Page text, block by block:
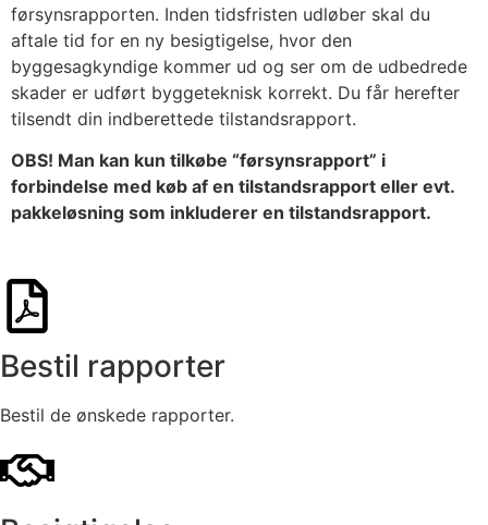
førsynsrapporten. Inden tidsfristen udløber skal du
aftale tid for en ny besigtigelse, hvor den
byggesagkyndige kommer ud og ser om de udbedrede
skader er udført byggeteknisk korrekt. Du får herefter
tilsendt din indberettede tilstandsrapport.
OBS! Man kan kun tilkøbe “førsynsrapport” i
forbindelse med køb af en tilstandsrapport eller evt.
pakkeløsning som inkluderer en tilstandsrapport.
Bestil rapporter
Bestil de ønskede rapporter.